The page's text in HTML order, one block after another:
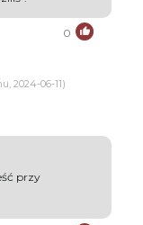
0
2024-06-11)
przy